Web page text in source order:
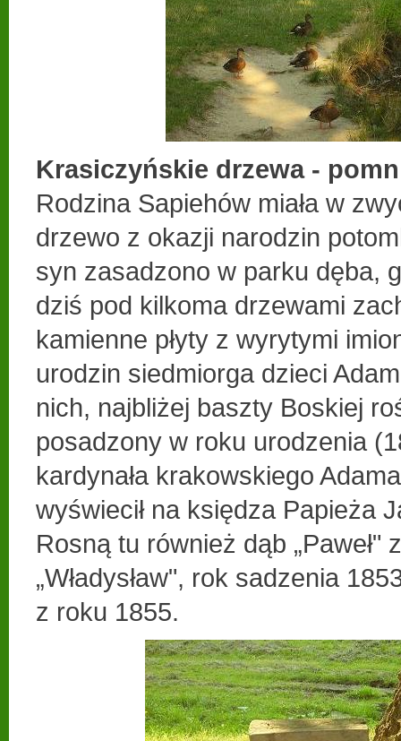
Krasiczyńskie drzewa -
Rodzina Sapiehów miała w
drzewo z okazji narodzin
syn zasadzono w parku dęba,
dziś pod kilkoma drzewami
kamienne płyty z wyrytymi
urodzin siedmiorga dzieci
nich, najbliżej baszty Boskiej
posadzony w roku urodzenia
kardynała krakowskiego
wyświecił na księdza Papieża
Rosną tu również dąb „Paweł"
„Władysław", rok sadzenia
z roku 1855.